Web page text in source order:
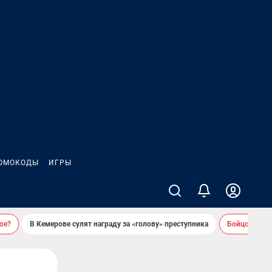
ИГРЫ
В Кемерове сулят награду за «голову» преступника Бойцовский